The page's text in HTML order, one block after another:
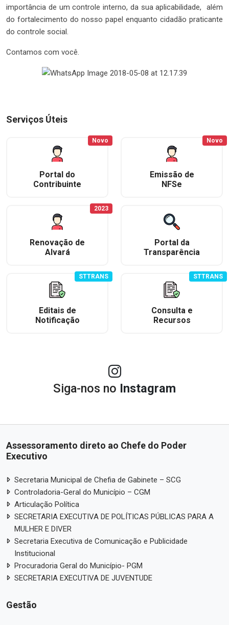
importância de um controle interno, da sua aplicabilidade, além
do fortalecimento do nosso papel enquanto cidadão praticante
do controle social.
Contamos com você.
Serviços Úteis
Portal do
Contribuinte
Novo
Emissão de
NFSe
Novo
Renovação de
Alvará
2023
Portal da
Transparência
Editais de
Notificação
STTRANS
Consulta e
Recursos
STTRANS
Siga-nos no Instagram
Assessoramento direto ao Chefe do Poder
Executivo
Secretaria Municipal de Chefia de Gabinete – SCG
Controladoria-Geral do Município – CGM
Articulação Política
SECRETARIA EXECUTIVA DE POLÍTICAS PÚBLICAS PARA A
MULHER E DIVER
Secretaria Executiva de Comunicação e Publicidade
Institucional
Procuradoria Geral do Município- PGM
SECRETARIA EXECUTIVA DE JUVENTUDE
Gestão